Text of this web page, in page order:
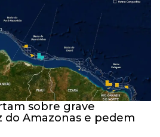
sobre grave
Amazonas e pedem